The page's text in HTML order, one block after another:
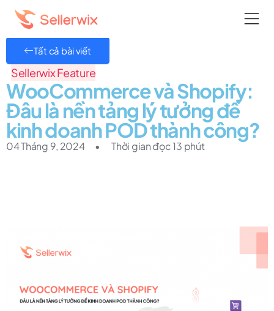
Tất cả bài viết
Sellerwix Feature
WooCommerce và Shopify:
Đâu là nền tảng lý tưởng để
kinh doanh POD thành công?
04 Tháng 9, 2024 • Thời gian đọc 13 phút